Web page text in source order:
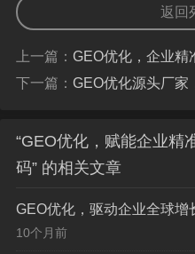
学的地基。
(此处保留原图片)
GEO优化公司的价值,
略的全方位赋能，具体可归
精准市场选址与扩
立区域仓储中心，还是
返回
上一篇： GEO优化，企业精
下一篇： GEO优化源头厂家
“GEO优化，赋能企业精
码” 的相关文章
GEO优化，驱动企业全球增
10个月前